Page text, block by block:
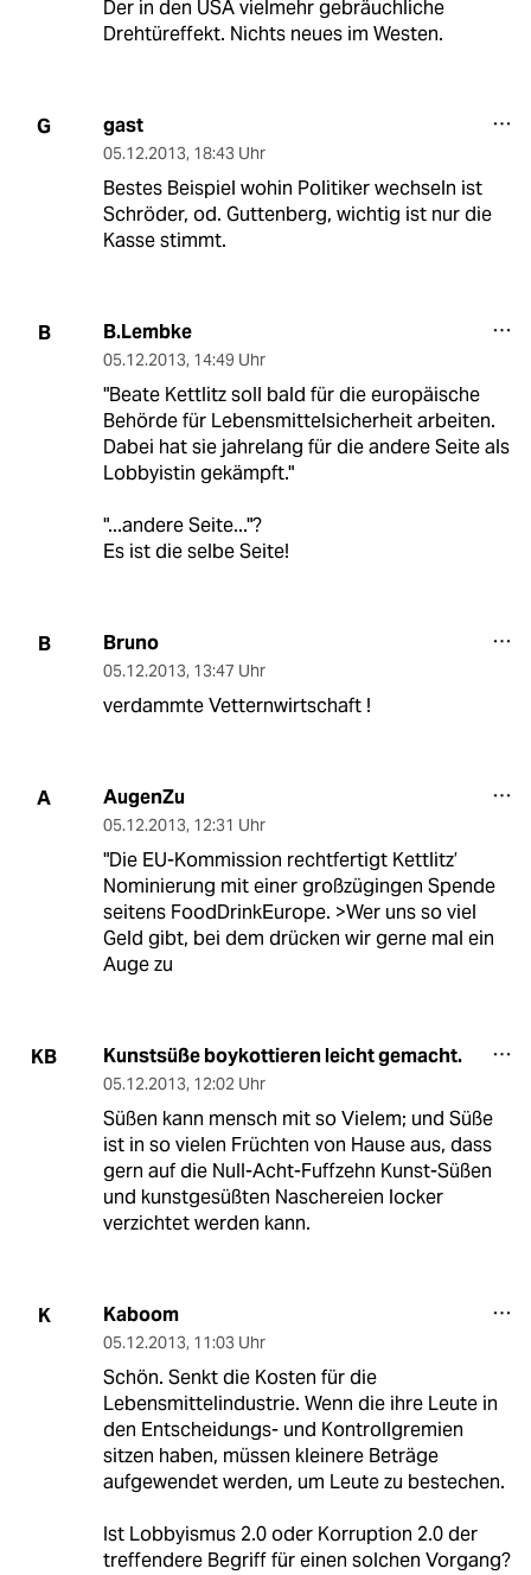
Der in den USA vielmehr gebräuchliche
Drehtüreffekt. Nichts neues im Westen.
G gast
05.12.2013, 18:43 Uhr
Bestes Beispiel wohin Politiker wechseln ist
Schröder, od. Guttenberg, wichtig ist nur die
Kasse stimmt.
B B.Lembke
05.12.2013, 14:49 Uhr
"Beate Kettlitz soll bald für die europäische
Behörde für Lebensmittelsicherheit arbeiten.
Dabei hat sie jahrelang für die andere Seite als
Lobbyistin gekämpft."
"...andere Seite..."?
Es ist die selbe Seite!
B Bruno
05.12.2013, 13:47 Uhr
verdammte Vetternwirtschaft !
A AugenZu
05.12.2013, 12:31 Uhr
"Die EU-Kommission rechtfertigt Kettlitz’
Nominierung mit einer großzügingen Spende
seitens FoodDrinkEurope. >Wer uns so viel
Geld gibt, bei dem drücken wir gerne mal ein
Auge zu
KB Kunstsüße boykottieren leicht gemacht.
05.12.2013, 12:02 Uhr
Süßen kann mensch mit so Vielem; und Süße
ist in so vielen Früchten von Hause aus, dass
gern auf die Null-Acht-Fuffzehn Kunst-Süßen
und kunstgesüßten Naschereien locker
verzichtet werden kann.
K Kaboom
05.12.2013, 11:03 Uhr
Schön. Senkt die Kosten für die
Lebensmittelindustrie. Wenn die ihre Leute in
den Entscheidungs- und Kontrollgremien
sitzen haben, müssen kleinere Beträge
aufgewendet werden, um Leute zu bestechen.
Ist Lobbyismus 2.0 oder Korruption 2.0 der
treffendere Begriff für einen solchen Vorgang?